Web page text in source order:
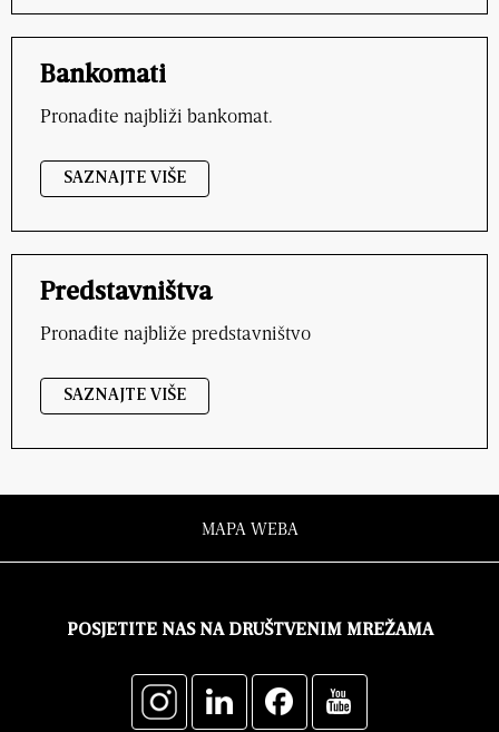
Bankomati
Pronađite najbliži bankomat.
SAZNAJTE VIŠE
Predstavništva
Pronađite najbliže predstavništvo
SAZNAJTE VIŠE
MAPA WEBA
POSJETITE NAS NA DRUŠTVENIM MREŽAMA